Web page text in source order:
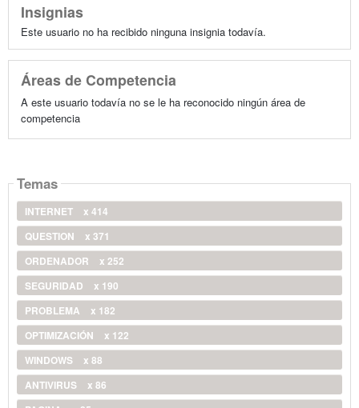
Insignias
Este usuario no ha recibido ninguna insignia todavía.
Áreas de Competencia
A este usuario todavía no se le ha reconocido ningún área de
competencia
Temas
INTERNET
x 414
QUESTION
x 371
ORDENADOR
x 252
SEGURIDAD
x 190
PROBLEMA
x 182
OPTIMIZACIÓN
x 122
WINDOWS
x 88
ANTIVIRUS
x 86